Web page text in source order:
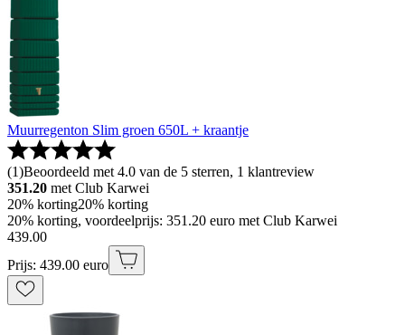
Muurregenton Slim groen 650L + kraantje
(1)Beoordeeld met 4.0 van de 5 sterren, 1 klantreview
351.20 met Club Karwei
20% korting20% korting
20% korting, voordeelprijs: 351.20 euro met Club Karwei
439.00
Prijs: 439.00 euro